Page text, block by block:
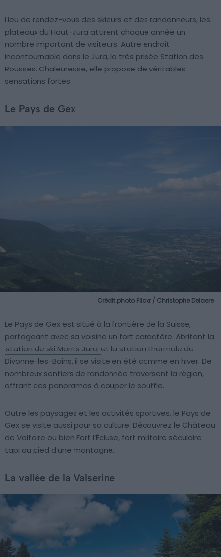
Lieu de rendez-vous des skieurs et des randonneurs, les
plateaux du Haut-Jura attirent chaque année un
nombre important de visiteurs. Autre endroit
incontournable dans le Jura, la très prisée Station des
Rousses. Chaleureuse, elle propose de véritables
sensations fortes.
Le Pays de Gex
Crédit photo Flickr / Christophe Delaere
Le Pays de Gex est situé à la frontière de la Suisse,
partageant avec sa voisine un fort caractère. Abritant la
station de ski Monts Jura et la station thermale de
Divonne-les-Bains, il se visite en été comme en hiver. De
nombreux sentiers de randonnée traversent la région,
offrant des panoramas à couper le souffle.
Outre les paysages et les activités sportives, le Pays de
Gex se visite aussi pour sa culture. Découvrez le Château
de Voltaire ou bien Fort l’Écluse, fort militaire séculaire
tapi au pied d’une montagne.
La vallée de la Valserine